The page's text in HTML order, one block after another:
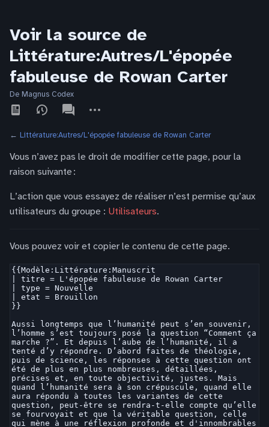
Voir la source de
Littérature:Autres/L'épopée
fabuleuse de Rowan Carter
De Magnus Codex
Affichages
associated-
pages
actions
← Littérature:Autres/L'épopée fabuleuse de Rowan Carter
Vous n’avez pas le droit de modifier cette page, pour la
raison suivante :
L’action que vous essayez de réaliser n’est permise qu’aux
utilisateurs du groupe : Utilisateurs.
Vous pouvez voir et copier le contenu de cette page.